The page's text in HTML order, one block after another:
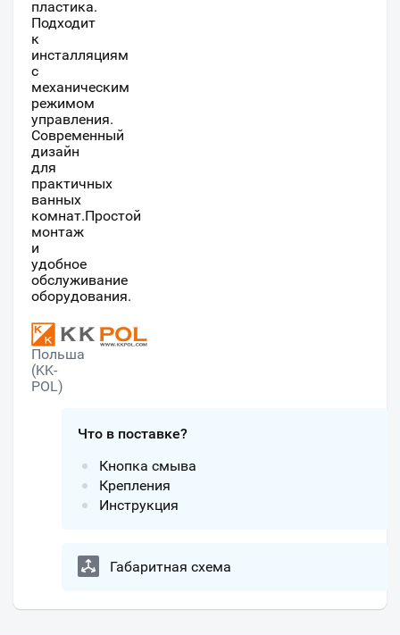
пластика.
Подходит
к
инсталляциям
с
механическим
режимом
управления.
Современный
дизайн
для
практичных
ванных
комнат.Простой
монтаж
и
удобное
обслуживание
оборудования.
Польша
(KK-
POL)
Что в поставке?
Кнопка смыва
Крепления
Инструкция
Габаритная схема